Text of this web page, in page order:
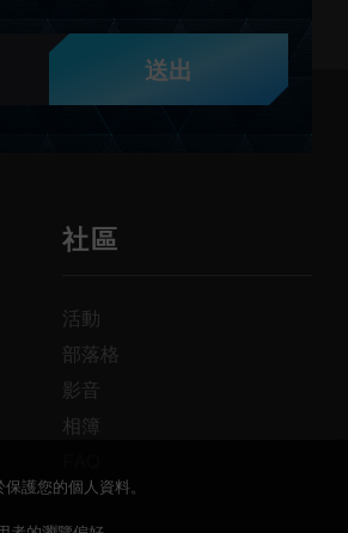
送出
社區
活動
部落格
影音
相簿
護您的個人資料。